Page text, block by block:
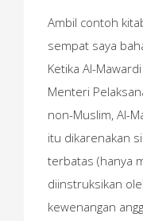
Ambil contoh
sempat saya
Ketika Al-
Menteri
non-Muslim, Al-
itu dikarenakan
terbatas (hanya
diinstruksikan
kewenangan